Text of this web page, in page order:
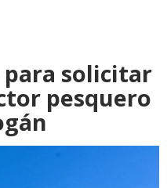
solicitar
pesquero